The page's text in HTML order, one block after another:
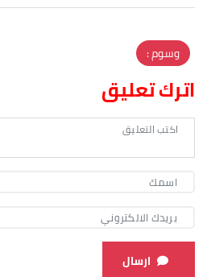
وسوم :
اترك تعليق
ارسال